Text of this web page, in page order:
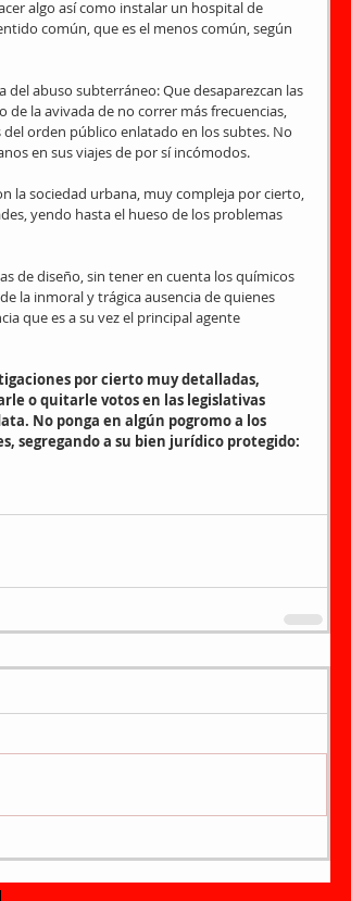
algo así como instalar un hospital de
común, que es el menos común, según
abuso subterráneo: Que desaparezcan las
la avivada de no correr más frecuencias,
orden público enlatado en los subtes. No
en sus viajes de por sí incómodos.
la sociedad urbana, muy compleja por cierto,
yendo hasta el hueso de los problemas
de diseño, sin tener en cuenta los químicos
la inmoral y trágica ausencia de quienes
que es a su vez el principal agente
por cierto muy detalladas,
o quitarle votos en las legislativas
No ponga en algún pogromo a los
segregando a su bien jurídico protegido: